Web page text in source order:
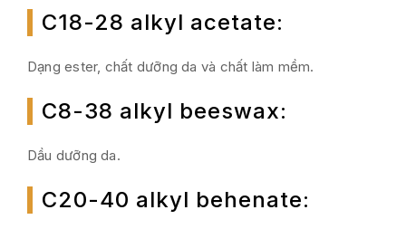
C18-28 alkyl acetate:
Dạng ester, chất dưỡng da và chất làm mềm.
C8-38 alkyl beeswax:
Dầu dưỡng da.
C20-40 alkyl behenate: